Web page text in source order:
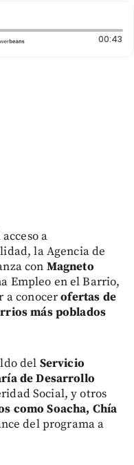
segundos 00:43
a
la Agencia de
con Magneto
Empleo en el Barrio,
a conocerofertas de
más poblados
del Servicio
de Desarrollo
Social, y otros
como Soacha, Chía
del programa a